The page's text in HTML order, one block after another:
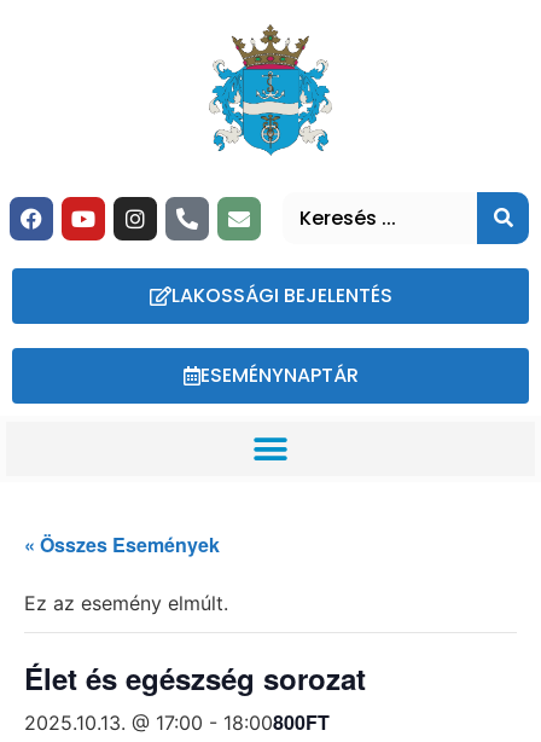
LAKOSSÁGI BEJELENTÉS
ESEMÉNYNAPTÁR
« Összes Események
Ez az esemény elmúlt.
Élet és egészség sorozat
2025.10.13. @ 17:00 - 18:00800FT